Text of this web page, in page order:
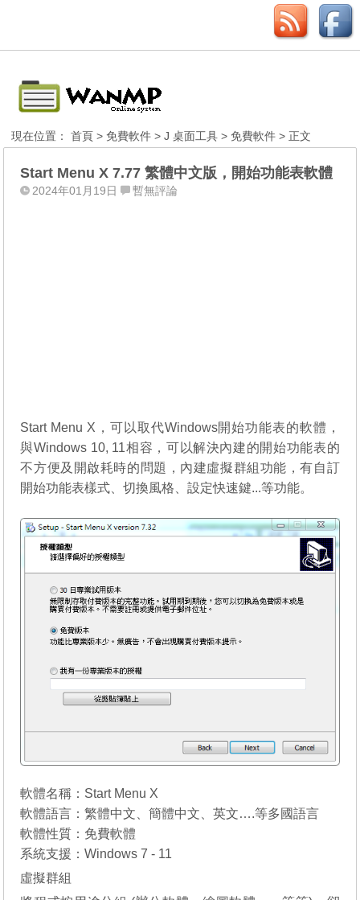
現在位置：首頁 >免費軟件 >J 桌面工具 >免費軟件 > 正文
Start Menu X 7.77 繁體中文版，開始功能表軟體
2024年01月19日 暫無評論
Start Menu X，可以取代Windows開始功能表的軟體，
與Windows 10, 11相容，可以解決內建的開始功能表的
不方便及開啟耗時的問題，內建虛擬群組功能，有自訂
開始功能表樣式、切換風格、設定快速鍵...等功能。
軟體名稱：Start Menu X
軟體語言：繁體中文、簡體中文、英文….等多國語言
軟體性質：免費軟體
系統支援：Windows 7 - 11
虛擬群組